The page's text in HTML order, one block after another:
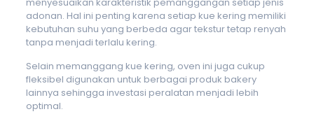
adonan. Hal ini penting karena setiap kue kering memiliki
kebutuhan suhu yang berbeda agar tekstur tetap renyah
tanpa menjadi terlalu kering.
Selain memanggang kue kering, oven ini juga cukup
fleksibel digunakan untuk berbagai produk bakery
lainnya sehingga investasi peralatan menjadi lebih
optimal.